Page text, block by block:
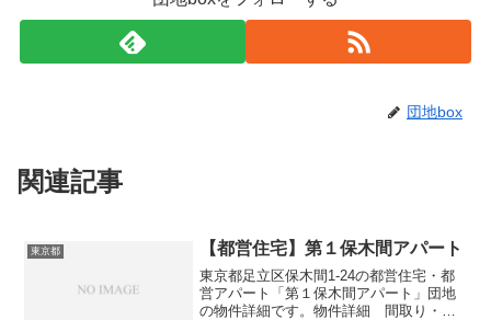
団地box
関連記事
東京都 【都営住宅】第１保木間アパート
東京都足立区保木間1-24の都営住宅・都
営アパート「第１保木間アパート」団地
の物件詳細です。物件詳細 間取り・広